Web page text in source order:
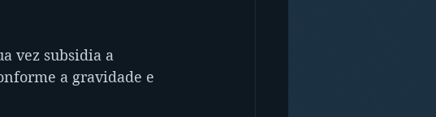
vez subsidia a
a gravidade e